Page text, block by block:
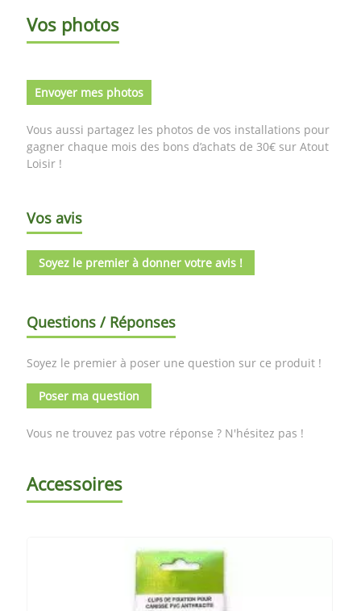
Vos photos
Envoyer mes photos
Vous aussi partagez les photos de vos installations pour
gagner chaque mois des bons d’achats de 30€ sur Atout
Loisir !
Vos avis
Soyez le premier à donner votre avis !
Questions / Réponses
Soyez le premier à poser une question sur ce produit !
Poser ma question
Vous ne trouvez pas votre réponse ? N'hésitez pas !
Accessoires